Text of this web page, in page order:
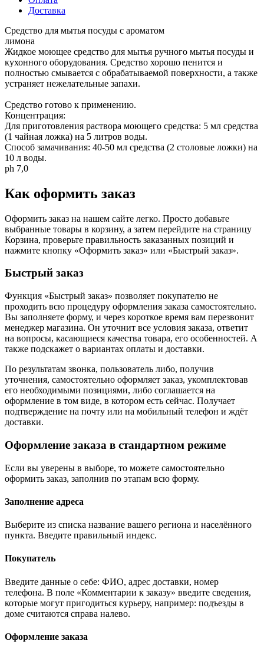
Доставка
Средство для мытья посуды с ароматом
лимона
Жидкое моющее средство для мытья ручного мытья посуды и
кухонного оборудования. Средство хорошо пенится и
полностью смывается с обрабатываемой поверхности, а также
устраняет нежелательные запахи.
Средство готово к применению.
Концентрация:
Для приготовления раствора моющего средства: 5 мл средства
(1 чайная ложка) на 5 литров воды.
Способ замачивания: 40-50 мл средства (2 столовые ложки) на
10 л воды.
ph 7,0
Как оформить заказ
Оформить заказ на нашем сайте легко. Просто добавьте
выбранные товары в корзину, а затем перейдите на страницу
Корзина, проверьте правильность заказанных позиций и
нажмите кнопку «Оформить заказ» или «Быстрый заказ».
Быстрый заказ
Функция «Быстрый заказ» позволяет покупателю не
проходить всю процедуру оформления заказа самостоятельно.
Вы заполняете форму, и через короткое время вам перезвонит
менеджер магазина. Он уточнит все условия заказа, ответит
на вопросы, касающиеся качества товара, его особенностей. А
также подскажет о вариантах оплаты и доставки.
По результатам звонка, пользователь либо, получив
уточнения, самостоятельно оформляет заказ, укомплектовав
его необходимыми позициями, либо соглашается на
оформление в том виде, в котором есть сейчас. Получает
подтверждение на почту или на мобильный телефон и ждёт
доставки.
Оформление заказа в стандартном режиме
Если вы уверены в выборе, то можете самостоятельно
оформить заказ, заполнив по этапам всю форму.
Заполнение адреса
Выберите из списка название вашего региона и населённого
пункта. Введите правильный индекс.
Покупатель
Введите данные о себе: ФИО, адрес доставки, номер
телефона. В поле «Комментарии к заказу» введите сведения,
которые могут пригодиться курьеру, например: подъезды в
доме считаются справа налево.
Оформление заказа